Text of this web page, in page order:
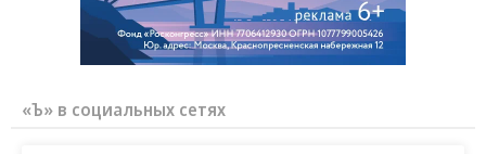
«Ъ» в социальных сетях